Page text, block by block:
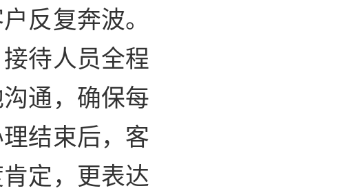
反复奔波。
待人员全程
通，确保每
结束后，客
定，更表达